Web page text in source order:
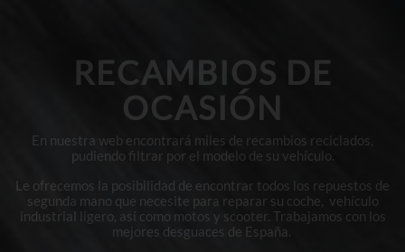
RECAMBIOS DE
OCASIÓN
En nuestra web encontrará miles de recambios reciclados,
pudiendo filtrar por el modelo de su vehículo.
Le ofrecemos la posibilidad de encontrar todos los repuestos de
segunda mano que necesite para reparar su coche, vehículo
industrial ligero, así como motos y scooter. Trabajamos con los
mejores desguaces de España.